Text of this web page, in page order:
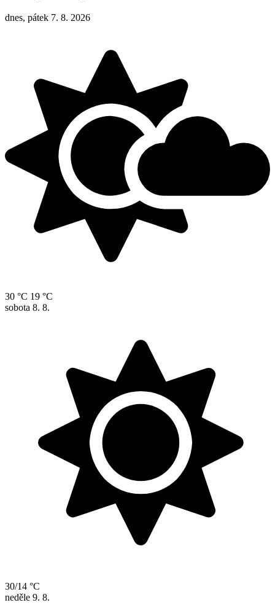
dnes, pátek 7. 8. 2026
30 °C 19 °C
sobota 8. 8.
30/14 °C
neděle 9. 8.